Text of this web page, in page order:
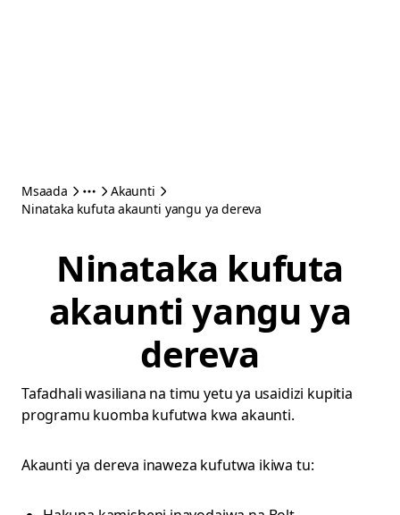
Msaada
Akaunti
Ninataka kufuta akaunti yangu ya dereva
Ninataka kufuta
akaunti yangu ya
dereva
Tafadhali wasiliana na timu yetu ya usaidizi kupitia
programu kuomba kufutwa kwa akaunti.
Akaunti ya dereva inaweza kufutwa ikiwa tu: